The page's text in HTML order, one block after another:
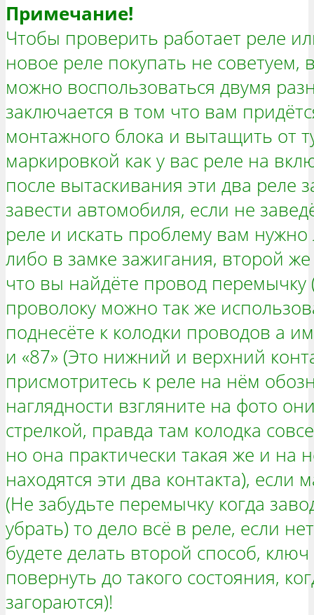
Примечание!
Чтобы проверить работает реле
новое реле покупать не советуем,
можно воспользоваться двумя
заключается в том что вам
монтажного блока и вытащить от
маркировкой как у вас реле на
после вытаскивания эти два реле
завести автомобиля, если не
реле и искать проблему вам
либо в замке зажигания, второй
что вы найдёте провод перемычку
проволоку можно так же
поднесёте к колодки проводов а
и «87» (Это нижний и верхний
присмотритесь к реле на нём
наглядности взгляните на фото
стрелкой, правда там колодка
но она практически такая же и на
находятся эти два контакта), если
(Не забудьте перемычку когда
убрать) то дело всё в реле, если
будете делать второй способ,
повернуть до такого состояния,
загораются)!